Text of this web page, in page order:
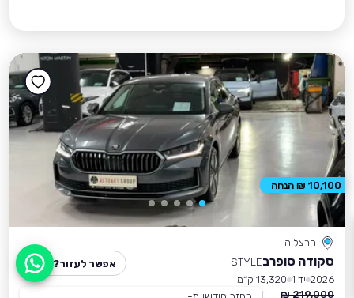
הרצליה
סקודה סופרבSTYLE
2026 יד 1
13,320 ק״מ
219,000 ₪
10,100 ₪ הנחה
אפשר לעזור?